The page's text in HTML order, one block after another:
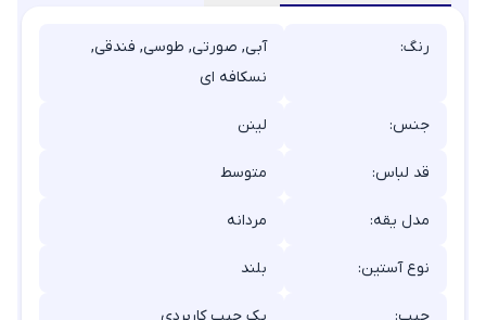
رنگ:
آبی, صورتی, طوسی, فندقی,
نسکافه ای
جنس: لینن
قد لباس: متوسط
مدل یقه: مردانه
نوع آستین: بلند